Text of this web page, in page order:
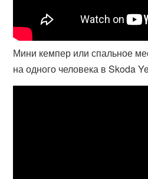
Мини кемпер или спальное
на одного человека в Skoda